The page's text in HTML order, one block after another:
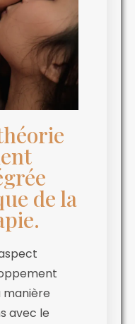
de la
manière
avec le